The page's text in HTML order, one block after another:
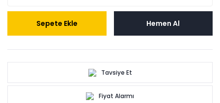
Sepete Ekle Hemen Al
Tavsiye Et
Fiyat Alarmı